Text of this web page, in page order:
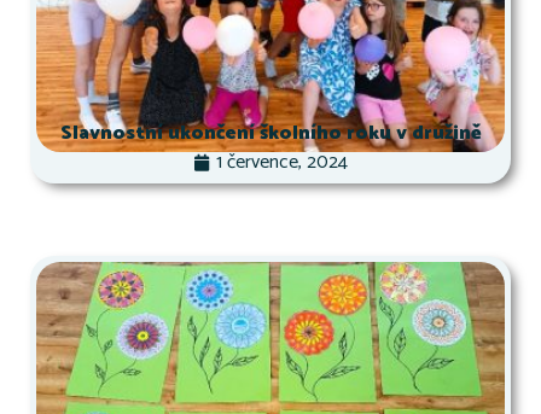
Slavnostní ukončení školního roku v družině
1 července, 2024